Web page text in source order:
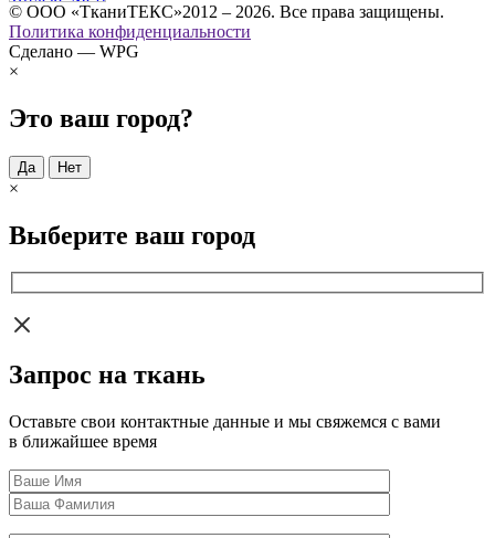
© ООО «ТканиТЕКС»2012 – 2026. Все права защищены.
Политика конфиденциальности
Сделано — WPG
×
Это ваш город?
Да Нет
×
Выберите ваш город
Запрос на ткань
Оставьте свои контактные данные и мы свяжемся с вами
в ближайшее время